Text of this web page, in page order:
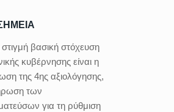
στιγμή βασική στόχευση
κυβέρνησης είναι η
της 4ης αξιολόγησης,
των
για τη ρύθμιση